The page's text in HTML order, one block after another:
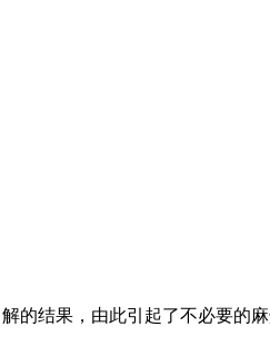
的结果，由此引起了不必要的